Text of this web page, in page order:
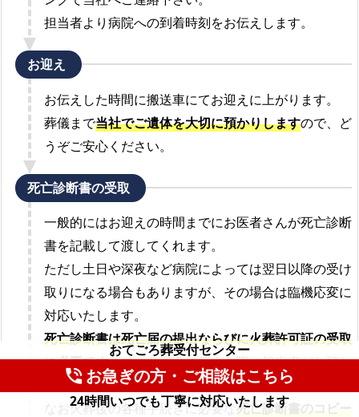
担当者より病院への到着時刻をお伝えします。
お迎え
お伝えした時間に搬送車にてお迎えに上がります。
葬儀まで当社でご遺体を大切に預かりしますので、ど
うぞご安心ください。
死亡診断書の受取
一般的にはお迎えの時間までにお医者さんが死亡診断
書を記載して渡してくれます。
ただし土日や深夜など病院によっては翌日以降の受け
取りになる場合もありますが、その場合は臨機応変に
対応いたします。
死亡診断書は死亡届の提出ならびに火葬許可証の受取
に必要ですので、お迎えに行った際に担当者がお預か
りします。
なお火葬後の各種手続きに必要な死亡診断書のコピー
おてごろ葬受付センター
phone_in_talkお急ぎの方・ご相談はこちら
24時間いつでも丁寧に対応いたします